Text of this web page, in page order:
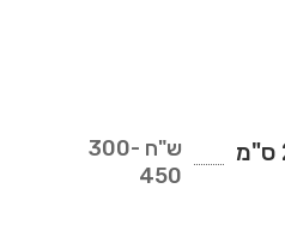
גיזום עץ של 200 ס"מ
ש"ח 300-
450